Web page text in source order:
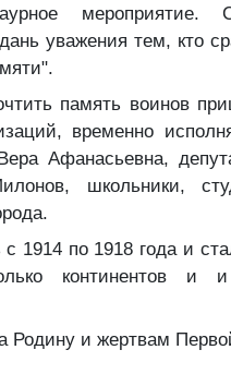
мероприятие.
уважения тем, кто
память воинов
временно
Афанасьевна,
школьники,
1914 по 1918 года и
континентов и
Родину и жертвам